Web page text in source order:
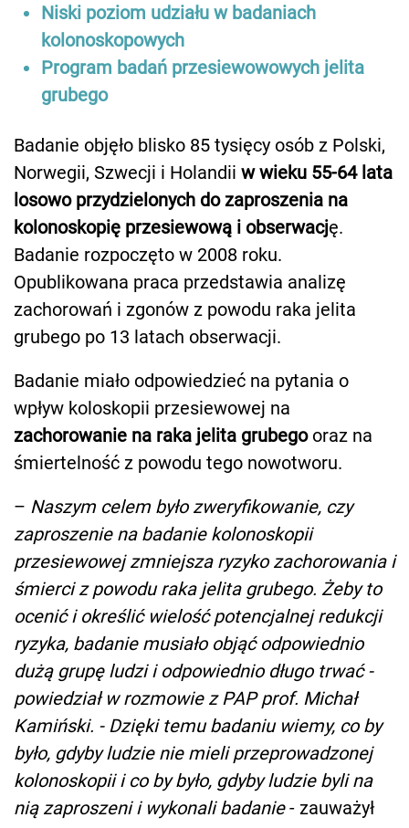
Niski poziom udziału w badaniach
kolonoskopowych
Program badań przesiewowowych jelita
grubego
Badanie objęło blisko 85 tysięcy osób z Polski,
Norwegii, Szwecji i Holandii w wieku 55-64 lata
losowo przydzielonych do zaproszenia na
kolonoskopię przesiewową i obserwację.
Badanie rozpoczęto w 2008 roku.
Opublikowana praca przedstawia analizę
zachorowań i zgonów z powodu raka jelita
grubego po 13 latach obserwacji.
Badanie miało odpowiedzieć na pytania o
wpływ koloskopii przesiewowej na
zachorowanie na raka jelita grubegooraz na
śmiertelność z powodu tego nowotworu.
– Naszym celem było zweryfikowanie, czy
zaproszenie na badanie kolonoskopii
przesiewowej zmniejsza ryzyko zachorowania i
śmierci z powodu raka jelita grubego. Żeby to
ocenić i określić wielość potencjalnej redukcji
ryzyka, badanie musiało objąć odpowiednio
dużą grupę ludzi i odpowiednio długo trwać -
powiedział w rozmowie z PAP prof. Michał
Kamiński. - Dzięki temu badaniu wiemy, co by
było, gdyby ludzie nie mieli przeprowadzonej
kolonoskopii i co by było, gdyby ludzie byli na
nią zaproszeni i wykonali badanie- zauważył